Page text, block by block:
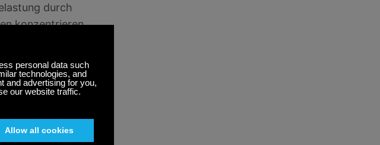
durch
konzentrieren,
führen. Ein